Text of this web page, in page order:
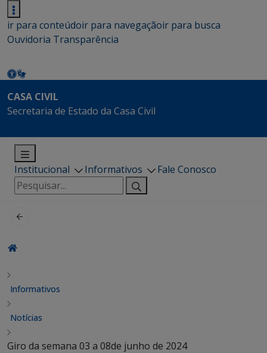
ir para conteúdoir para navegaçãoir para busca
Ouvidoria Transparência
CASA CIVIL
Secretaria de Estado da Casa Civil
Institucional Informativos
Fale Conosco
Pesquisar
por:
Informativos
Notícias
Giro da semana 03 a 08de junho de 2024